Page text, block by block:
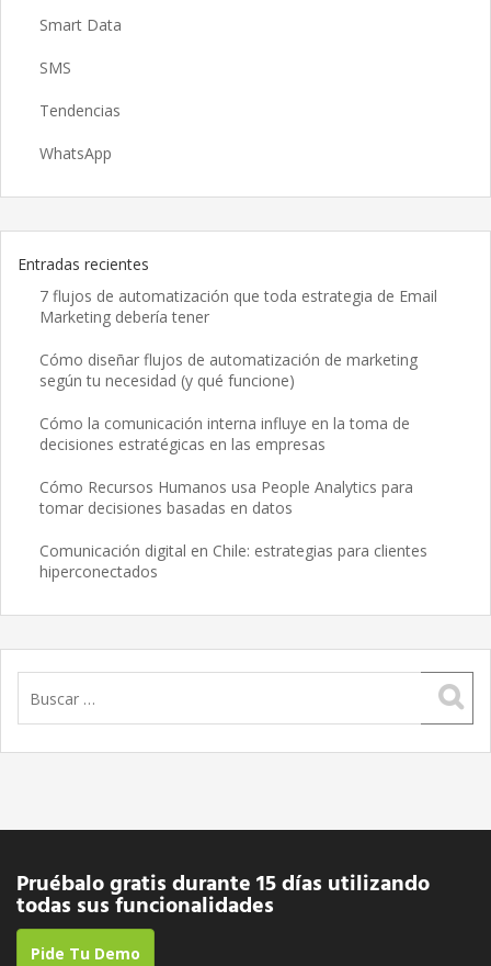
Smart Data
SMS
Tendencias
WhatsApp
Entradas recientes
7 flujos de automatización que toda estrategia de Email
Marketing debería tener
Cómo diseñar flujos de automatización de marketing
según tu necesidad (y qué funcione)
Cómo la comunicación interna influye en la toma de
decisiones estratégicas en las empresas
Cómo Recursos Humanos usa People Analytics para
tomar decisiones basadas en datos
Comunicación digital en Chile: estrategias para clientes
hiperconectados
Pruébalo gratis durante 15 días utilizando
todas sus funcionalidades
Pide Tu Demo